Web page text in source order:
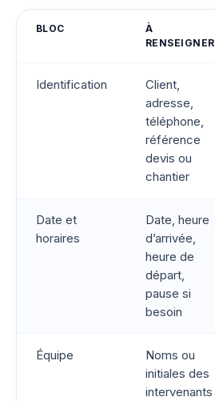
BLOC
À
RENSEIGNER
Identification
Client,
adresse,
téléphone,
référence
devis ou
chantier
Date et
horaires
Date, heure
d’arrivée,
heure de
départ,
pause si
besoin
Équipe
Noms ou
initiales des
intervenants